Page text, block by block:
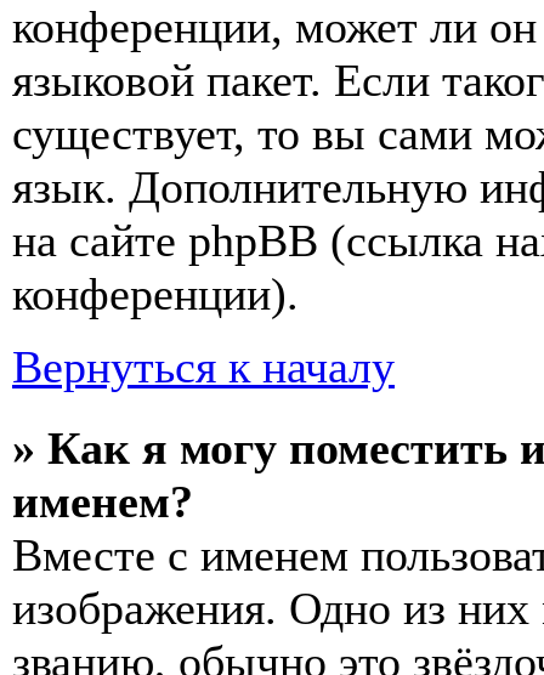
конференции, может ли
языковой пакет. Если
существует, то вы сами
язык. Дополнительную
на сайте phpBB (ссылка
конференции).
Вернуться к началу
» Как я могу поместить
именем?
Вместе с именем
изображения. Одно из
званию, обычно это